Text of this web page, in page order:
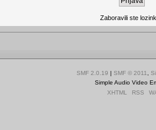
Zaboravili ste
SMF 2.0.19 | SMF © 2011
Simple Audio Video
XHTML
RSS